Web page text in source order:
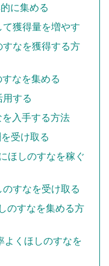
に集める
獲得量を増やす
なを獲得する方
なを集める
する
入手する方法
受け取る
ほしのすなを稼ぐ
すなを受け取る
のすなを集める方
よくほしのすなを